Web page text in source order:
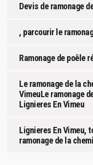
Devis de ramonage
, parcourir le
Ramonage de poêle
Le ramonage de la
VimeuLe ramonage
Lignieres En Vimeu
Lignieres En Vimeu,
ramonage de la